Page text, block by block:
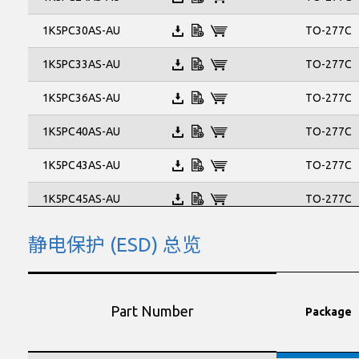
1K5PC30AS-AU
1K5PC33AS-AU
1K5PC36AS-AU
1K5PC40AS-AU
1K5PC43AS-AU
1K5PC45AS-AU
1K5PC48AS-AU
TO-277C
TO-277C
TO-277C
TO-277C
TO-277C
TO-277C
静电保护 (ESD) 总览
Part Number Package